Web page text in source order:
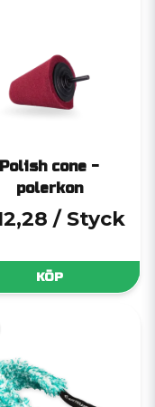
Polish cone -
polerkon
/ Styck
KÖP